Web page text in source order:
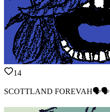
14
SCOTTLAND FOREVAH🗣️🗣️